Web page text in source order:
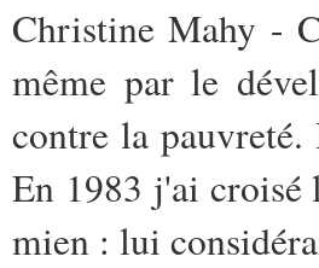
Christine Mahy -
même par le
contre la
En 1983 j'ai croisé
mien : lui